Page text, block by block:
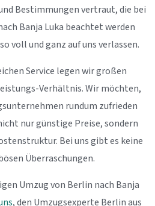
Bestimmungen vertraut, die bei
Banja Luka beachtet werden
voll und ganz auf uns verlassen.
Service legen wir großen
Verhältnis. Wir möchten,
rundum zufrieden
nur günstige Preise, sondern
Bei uns gibt es keine
Überraschungen.
Umzug von Berlin nach Banja
, den Umzugsexperte Berlin aus